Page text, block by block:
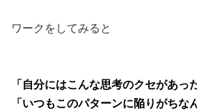
ワークをしてみると
「自分にはこんな思考のクセがあっ
「いつもこのパターンに陥りがちな